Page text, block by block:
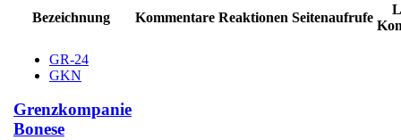
Bezeichnung Kommentare Reaktionen Seitenaufrufe
GR-24
GKN
Grenzkompanie
Bonese